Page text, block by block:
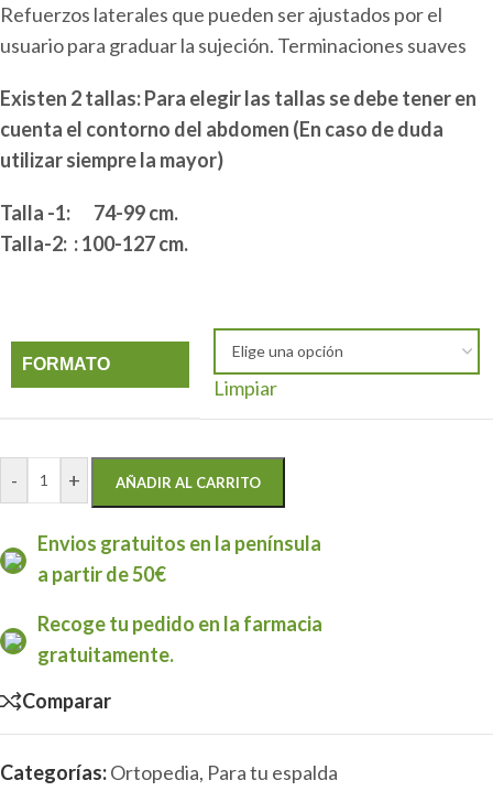
Refuerzos laterales que pueden ser ajustados por el
usuario para graduar la sujeción. Terminaciones suaves
Existen 2 tallas: Para elegir las tallas se debe tener en
cuenta el contorno del abdomen (En caso de duda
utilizar siempre la mayor)
Talla -1: 74-99 cm.
Talla-2: : 100-127 cm.
FORMATO
Limpiar
- + AÑADIR AL CARRITO
Envios gratuitos en la península
a partir de 50€
Recoge tu pedido en la farmacia
gratuitamente.
Comparar
Categorías:Ortopedia, Para tu espalda